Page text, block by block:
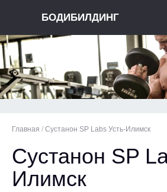
БОДИБИЛДИНГ
Главная / Сустанон SP Labs Усть-Илимск
Сустанон SP
Илимск